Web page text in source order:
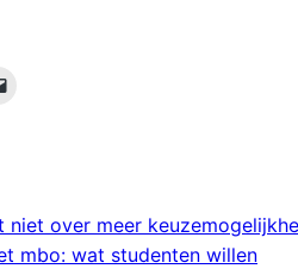
niet over meer
mbo: wat studenten willen